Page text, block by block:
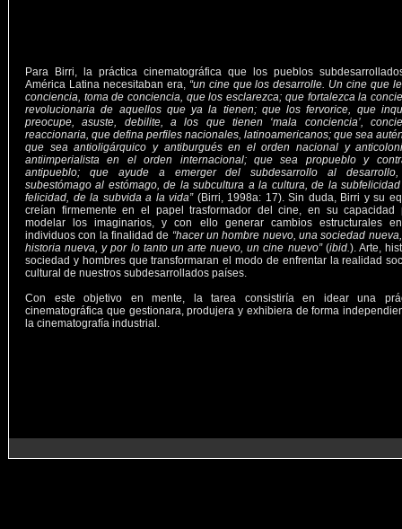
Para Birri, la práctica cinematográfica que los pueblos
América Latina necesitaban era, “un cine que los desarrolle. Un cine que
conciencia, toma de conciencia, que los esclarezca; que fortalezca la
revolucionaria de aquellos que ya la tienen; que los fervorice, que
preocupe, asuste, debilite, a los que tienen ‘mala conciencia’,
reaccionaria, que defina perfiles nacionales, latinoamericanos; que sea
que sea antioligárquico y antiburgués en el orden nacional y
antiimperialista en el orden internacional; que sea propueblo y
antipueblo; que ayude a emerger del subdesarrollo al
subestómago al estómago, de la subcultura a la cultura, de la
felicidad, de la subvida a la vida”(Birri, 1998a: 17). Sin duda, Birri y su
creían firmemente en el papel trasformador del cine, en su capacidad
modelar los imaginarios, y con ello generar cambios estructurales
individuos con la finalidad de “hacer un hombre nuevo, una sociedad
historia nueva, y por lo tanto un arte nuevo, un cine nuevo” (ibid.). Arte,
sociedad y hombres que transformaran el modo de enfrentar la realidad
cultural de nuestros subdesarrollados países.
Con este objetivo en mente, la tarea consistiría en idear una
cinematográfica que gestionara, produjera y exhibiera de forma
la cinematografía industrial.